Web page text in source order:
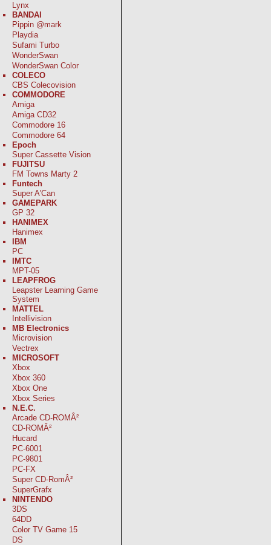
Lynx
BANDAI
Pippin @mark
Playdia
Sufami Turbo
WonderSwan
WonderSwan Color
COLECO
CBS Colecovision
COMMODORE
Amiga
Amiga CD32
Commodore 16
Commodore 64
Epoch
Super Cassette Vision
FUJITSU
FM Towns Marty 2
Funtech
Super A'Can
GAMEPARK
GP 32
HANIMEX
Hanimex
IBM
PC
IMTC
MPT-05
LEAPFROG
Leapster Learning Game
System
MATTEL
Intellivision
MB Electronics
Microvision
Vectrex
MICROSOFT
Xbox
Xbox 360
Xbox One
Xbox Series
N.E.C.
Arcade CD-ROMÂ²
CD-ROMÂ²
Hucard
PC-6001
PC-9801
PC-FX
Super CD-RomÂ²
SuperGrafx
NINTENDO
3DS
64DD
Color TV Game 15
DS